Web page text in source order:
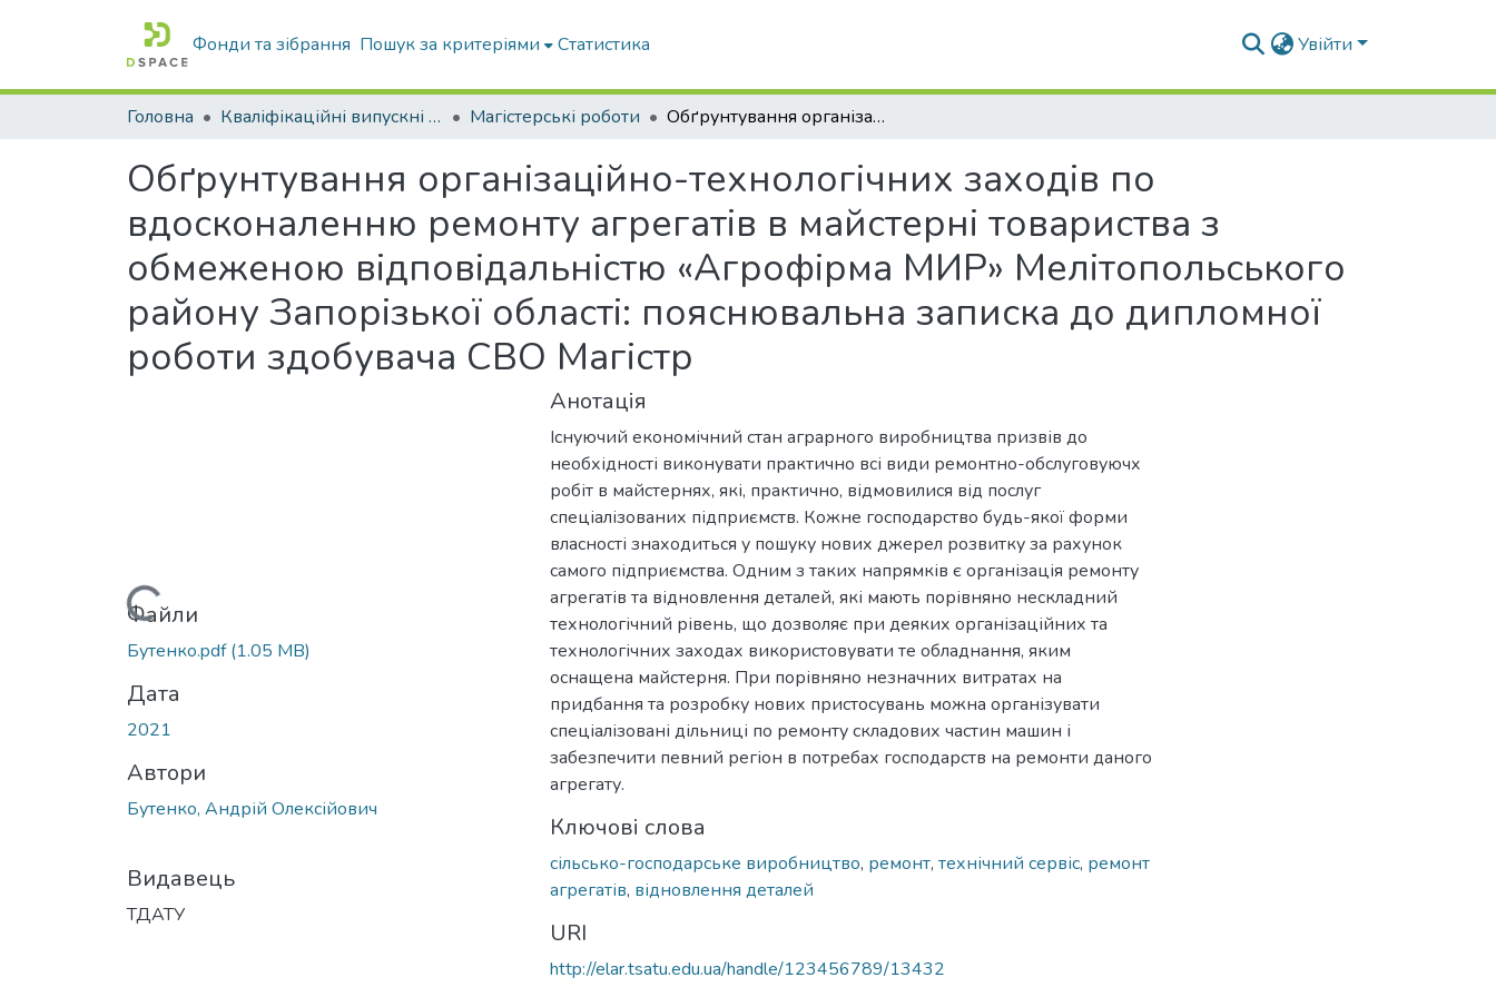
Фонди та зібрання Пошук за критеріями Статистика Увійти
Головна Кваліфікаційні випускні роботи бакалаврів і магістрів Магістерські роботи Обґрунтування організаційно-технологічних заходів по вдосконаленню ремонту агрегатів в майстерні товариства з обмеженою відповідальністю «Агрофірма МИР» Мелітопольського району Запорізької області: пояснювальна записка до дипломної роботи здобувача СВО Магістр
Обґрунтування організаційно-технологічних заходів по
вдосконаленню ремонту агрегатів в майстерні товариства з
обмеженою відповідальністю «Агрофірма МИР» Мелітопольського
району Запорізької області: пояснювальна записка до дипломної
роботи здобувача СВО Магістр
Вантажиться...
Файли
Бутенко.pdf(1.05 MB)
Дата
2021
Автори
Бутенко, Андрій Олексійович
Видавець
ТДАТУ
Анотація
Існуючий економічний стан аграрного виробництва призвів до
необхідності виконувати практично всі види ремонтно-обслуговуючх
робіт в майстернях, які, практично, відмовилися від послуг
спеціалізованих підприємств. Кожне господарство будь-якої форми
власності знаходиться у пошуку нових джерел розвитку за рахунок
самого підприємства. Одним з таких напрямків є організація ремонту
агрегатів та відновлення деталей, які мають порівняно нескладний
технологічний рівень, що дозволяє при деяких організаційних та
технологічних заходах використовувати те обладнання, яким
оснащена майстерня. При порівняно незначних витратах на
придбання та розробку нових пристосувань можна організувати
спеціалізовані дільниці по ремонту складових частин машин і
забезпечити певний регіон в потребах господарств на ремонти даного
агрегату.
Ключові слова
сільсько-господарське виробництво, ремонт, технічний сервіс, ремонт
агрегатів, відновлення деталей
URI
http://elar.tsatu.edu.ua/handle/123456789/13432